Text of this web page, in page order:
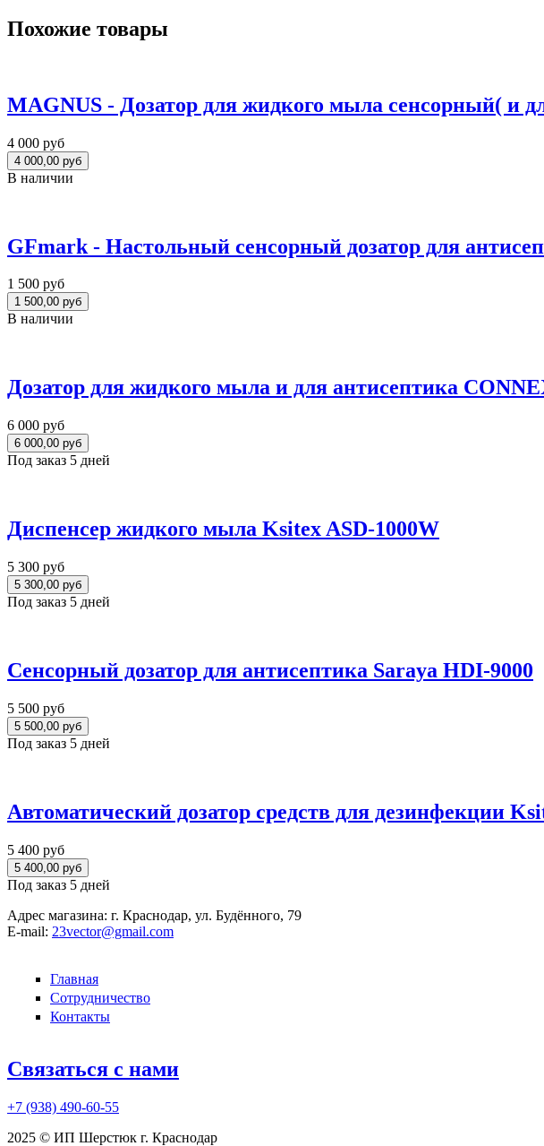
Похожие товары
MAGNUS - Дозатор для жидкого мыла сенсорный( и
4 000 руб
В наличии
GFmark - Настольный сенсорный дозатор для
1 500 руб
В наличии
Дозатор для жидкого мыла и для антисептика
6 000 руб
Под заказ 5 дней
Диспенсер жидкого мыла Ksitex ASD-1000W
5 300 руб
Под заказ 5 дней
Сенсорный дозатор для антисептика Saraya HDI-9000
5 500 руб
Под заказ 5 дней
Автоматический дозатор средств для дезинфекции
5 400 руб
Под заказ 5 дней
Адрес магазина: г. Краснодар, ул. Будённого, 79
E-mail: 23vector@gmail.com
Главная
Сотрудничество
Контакты
Связаться с нами
+7 (938) 490-60-55
2025 © ИП Шерстюк г. Краснодар